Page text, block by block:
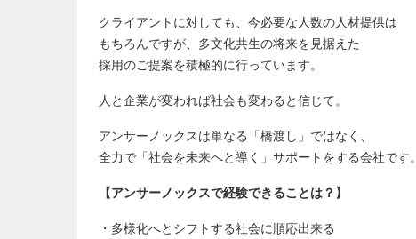
クライアントに対しても、今必要な人数の人材提供は
もちろんですが、多文化共生の将来を見据えた
採用のご提案を積極的に行っています。
人と企業が変われば社会も変わると信じて。
アンサーノックスは単なる「橋渡し」ではなく、
全力で「社会を未来へと導く」サポートをする会社です。
【アンサーノックスで経験できることは？】
・多様化へとシフトする社会に順応出来る